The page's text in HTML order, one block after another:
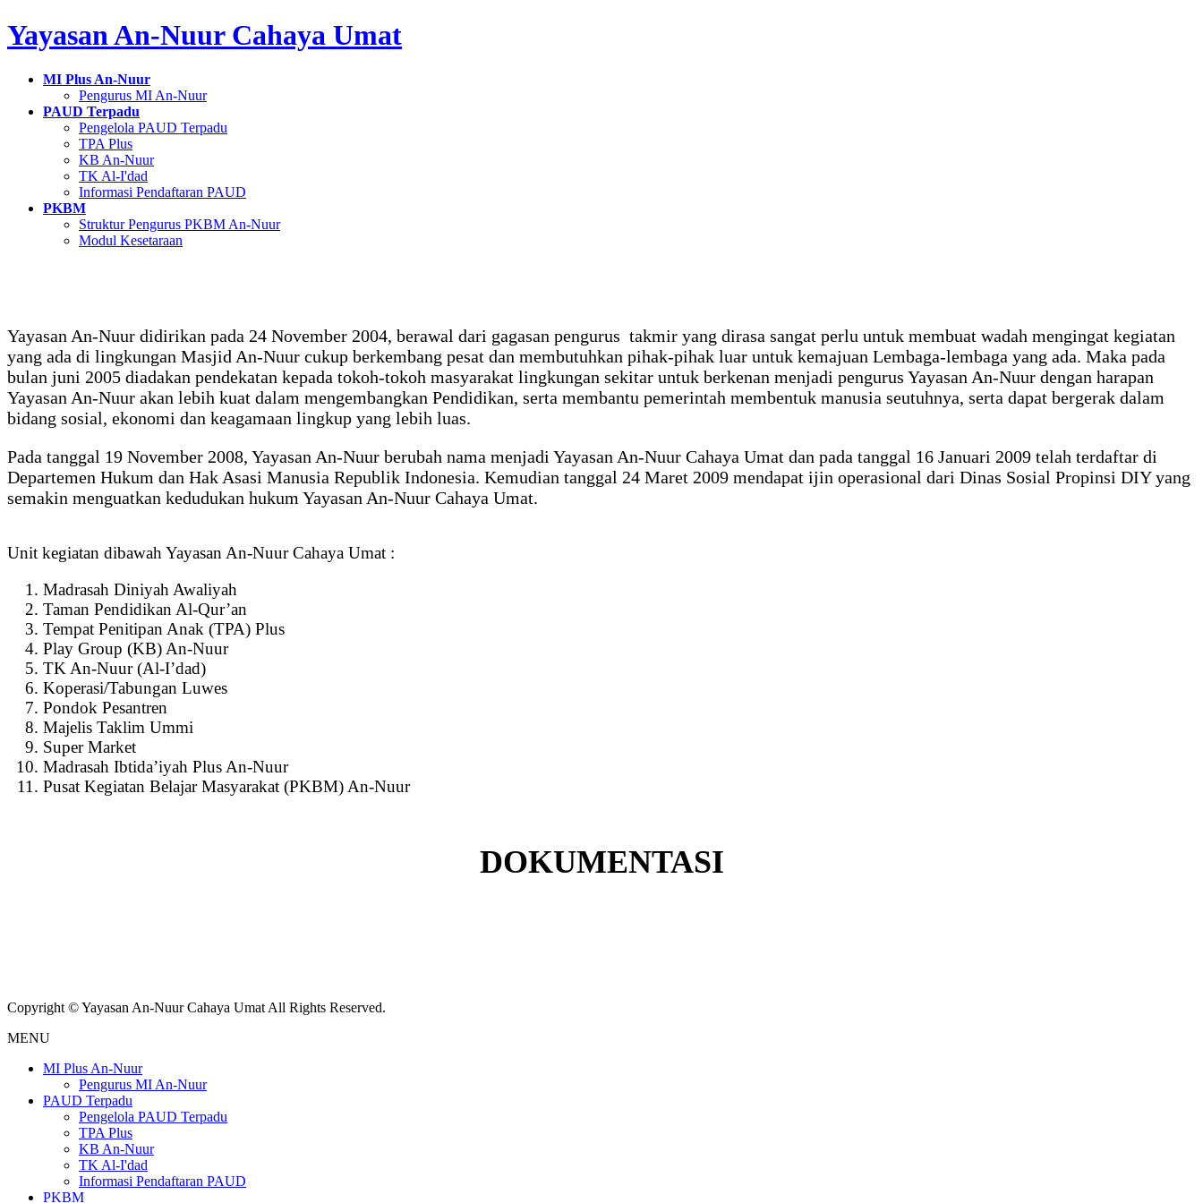
Skip
to
content
Skip
to
Navigation
Yayasan An-Nuur Cahaya Umat
MI Plus An-Nuur
Pengurus MI An-Nuur
PAUD Terpadu
Pengelola PAUD Terpadu
TPA Plus
KB An-Nuur
TK Al-I'dad
Informasi Pendaftaran PAUD
PKBM
Struktur Pengurus PKBM An-Nuur
Modul Kesetaraan
Yayasan An-Nuur didirikan pada 24 November 2004, berawal dari gagasan pengurus takmir yang dirasa sangat perlu untuk membuat wadah mengingat kegiatan
yang ada di lingkungan Masjid An-Nuur cukup berkembang pesat dan membutuhkan pihak-pihak luar untuk kemajuan Lembaga-lembaga yang ada. Maka pada
bulan juni 2005 diadakan pendekatan kepada tokoh-tokoh masyarakat lingkungan sekitar untuk berkenan menjadi pengurus Yayasan An-Nuur dengan harapan
Yayasan An-Nuur akan lebih kuat dalam mengembangkan Pendidikan, serta membantu pemerintah membentuk manusia seutuhnya, serta dapat bergerak dalam
bidang sosial, ekonomi dan keagamaan lingkup yang lebih luas.
Pada tanggal 19 November 2008, Yayasan An-Nuur berubah nama menjadi Yayasan An-Nuur Cahaya Umat dan pada tanggal 16 Januari 2009 telah terdaftar di
Departemen Hukum dan Hak Asasi Manusia Republik Indonesia. Kemudian tanggal 24 Maret 2009 mendapat ijin operasional dari Dinas Sosial Propinsi DIY yang
semakin menguatkan kedudukan hukum Yayasan An-Nuur Cahaya Umat.
Unit kegiatan dibawah Yayasan An-Nuur Cahaya Umat :
Madrasah Diniyah Awaliyah
Taman Pendidikan Al-Qur’an
Tempat Penitipan Anak (TPA) Plus
Play Group (KB) An-Nuur
TK An-Nuur (Al-I’dad)
Koperasi/Tabungan Luwes
Pondok Pesantren
Majelis Taklim Ummi
Super Market
Madrasah Ibtida’iyah Plus An-Nuur
Pusat Kegiatan Belajar Masyarakat (PKBM) An-Nuur
DOKUMENTASI
Copyright © Yayasan An-Nuur Cahaya Umat All Rights Reserved.
MENU
MI Plus An-Nuur
Pengurus MI An-Nuur
PAUD Terpadu
Pengelola PAUD Terpadu
TPA Plus
KB An-Nuur
TK Al-I'dad
Informasi Pendaftaran PAUD
PKBM